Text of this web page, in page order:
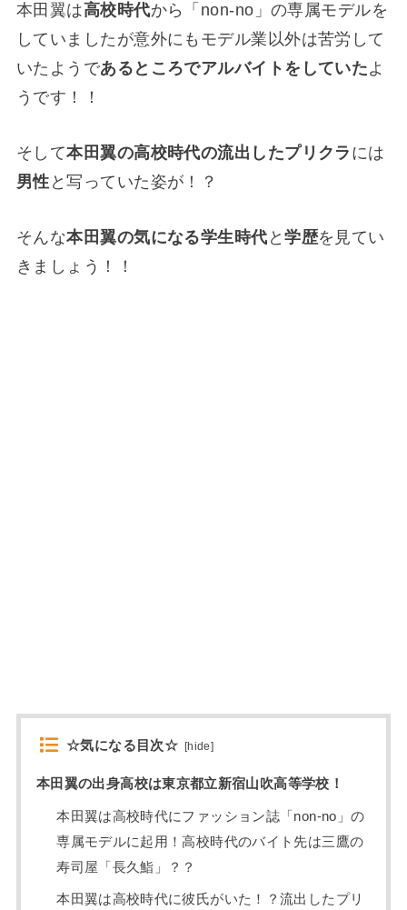
本田翼は高校時代から「non-no」の専属モデルを
していましたが意外にもモデル業以外は苦労して
いたようであるところでアルバイトをしていたよ
うです！！
そして本田翼の高校時代の流出したプリクラ には
男性 と写っていた姿が！？
そんな本田翼の気になる学生時代 と学歴を見てい
きましょう！！
☆気になる目次☆ [hide]
本田翼の出身高校は東京都立新宿山吹高等学校！
本田翼は高校時代にファッション誌「non-no」の
専属モデルに起用！高校時代のバイト先は三鷹の
寿司屋「長久鮨」？？
本田翼は高校時代に彼氏がいた！？流出したプリ